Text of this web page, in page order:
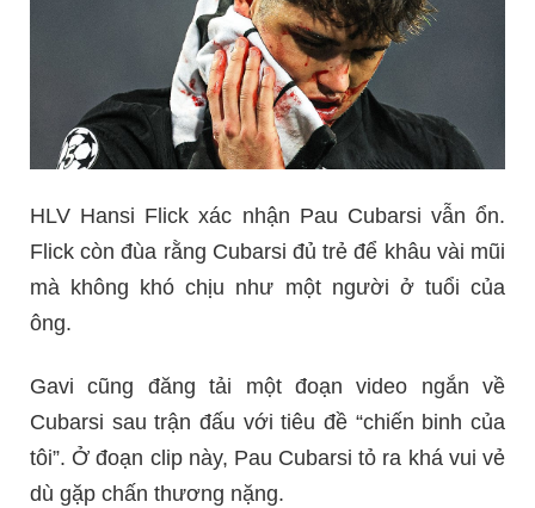
HLV Hansi Flick xác nhận Pau Cubarsi vẫn ổn.
Flick còn đùa rằng Cubarsi đủ trẻ để khâu vài mũi
mà không khó chịu như một người ở tuổi của
ông.
Gavi cũng đăng tải một đoạn video ngắn về
Cubarsi sau trận đấu với tiêu đề “chiến binh của
tôi”. Ở đoạn clip này, Pau Cubarsi tỏ ra khá vui vẻ
dù gặp chấn thương nặng.